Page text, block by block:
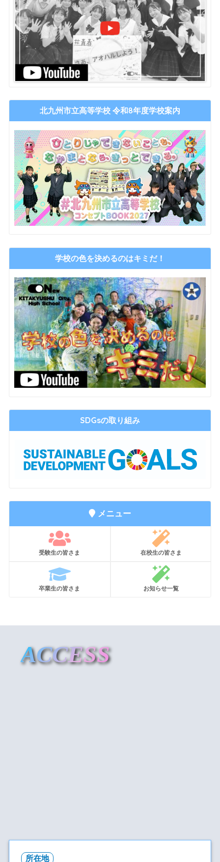
北九州市立高等学校 令和8年度学校案内
学校の色を決めるのはキミだ！
SDGsの取り組み
メニュー
受験生の皆さま 在校生の皆さま
卒業生の皆さま お知らせ一覧
ACCESS
所在地